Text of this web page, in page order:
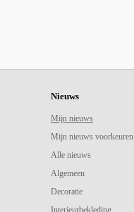
Nieuws
Mijn nieuws
Mijn nieuws voorkeuren
Alle nieuws
Algemeen
Decoratie
Interieurbekleding